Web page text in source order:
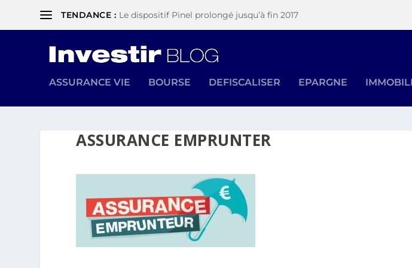
TENDANCE : Le dispositif Pinel prolongé jusqu’à fin 2017
ASSURANCE VIE BOURSE DEFISCALISER EPARGNE
ASSURANCE EMPRUNTER